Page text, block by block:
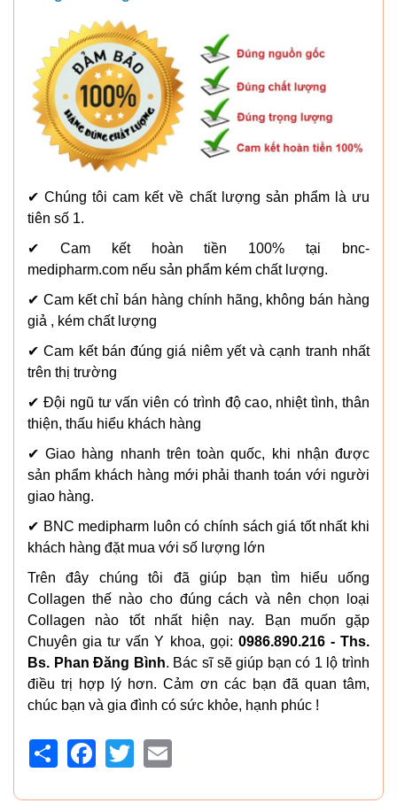
✔ Chúng tôi cam kết về chất lượng sản phẩm là ưu
tiên số 1.
✔ Cam kết hoàn tiền 100% tại bnc-
medipharm.com nếu sản phẩm kém chất lượng.
✔ Cam kết chỉ bán hàng chính hãng, không bán hàng
giả , kém chất lượng
✔ Cam kết bán đúng giá niêm yết và cạnh tranh nhất
trên thị trường
✔ Đội ngũ tư vấn viên có trình độ cao, nhiệt tình, thân
thiện, thấu hiểu khách hàng
✔ Giao hàng nhanh trên toàn quốc, khi nhận được
sản phẩm khách hàng mới phải thanh toán với người
giao hàng.
✔ BNC medipharm luôn có chính sách giá tốt nhất khi
khách hàng đặt mua với số lượng lớn
Trên đây chúng tôi đã giúp bạn tìm hiểu uống
Collagen thế nào cho đúng cách và nên chọn loại
Collagen nào tốt nhất hiện nay. Bạn muốn gặp
Chuyên gia tư vấn Y khoa, gọi: 0986.890.216 - Ths.
Bs. Phan Đăng Bình. Bác sĩ sẽ giúp bạn có 1 lộ trình
điều trị hợp lý hơn. Cảm ơn các bạn đã quan tâm,
chúc bạn và gia đình có sức khỏe, hạnh phúc !
Share FacebookTwitter